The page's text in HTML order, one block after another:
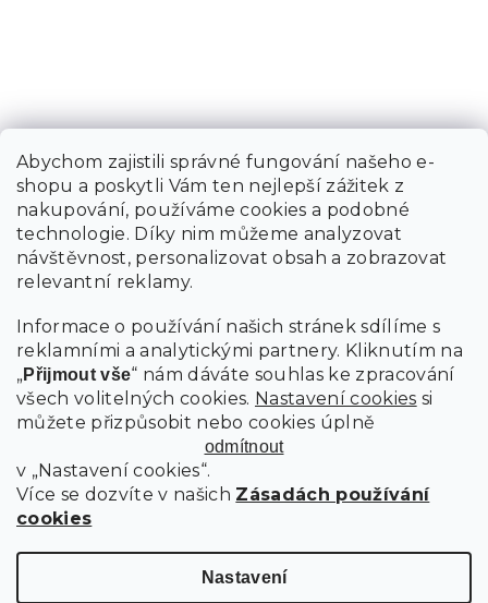
Abychom zajistili správné fungování našeho e-
shopu a poskytli Vám ten nejlepší zážitek z
nakupování, používáme cookies a podobné
technologie. Díky nim můžeme analyzovat
návštěvnost, personalizovat obsah a zobrazovat
relevantní reklamy.
Informace o používání našich stránek sdílíme s
reklamními a analytickými partnery. Kliknutím na
„Přijmout vše“ nám dáváte souhlas ke zpracování
všech volitelných cookies. Nastavení cookies si
můžete přizpůsobit nebo cookies úplně
odmítnout
v „Nastavení cookies“.
Více se dozvíte v našich Zásadách používání
cookies
Nastavení